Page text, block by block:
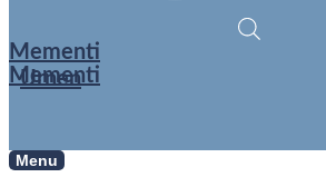
Mementi
Urnen
Mementi
Menu